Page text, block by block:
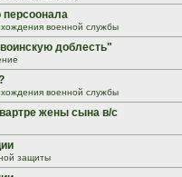
персоонала
военной службы
доблесть"
военной службы
жены сына в/с
защиты